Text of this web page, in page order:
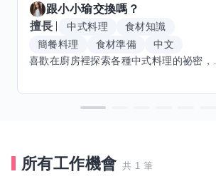
跟小小瑜交換嗎？
擅長
中式料理
食材知識
簡餐料理
食材準備
中文
所有工作機會 共 1 筆